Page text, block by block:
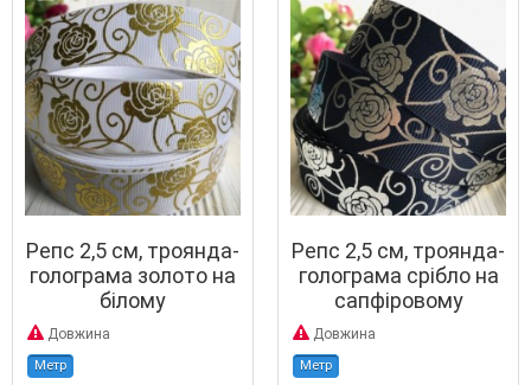
Репс 2,5 см, троянда-
голограма золото на
білому
Довжина
Метр
Репс 2,5 см, троянда-
голограма срібло на
сапфіровому
Довжина
Метр